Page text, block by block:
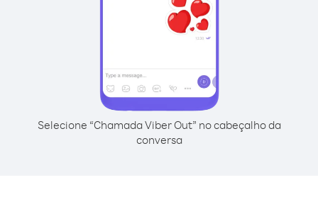
Selecione “Chamada Viber Out” no cabeçalho da
conversa